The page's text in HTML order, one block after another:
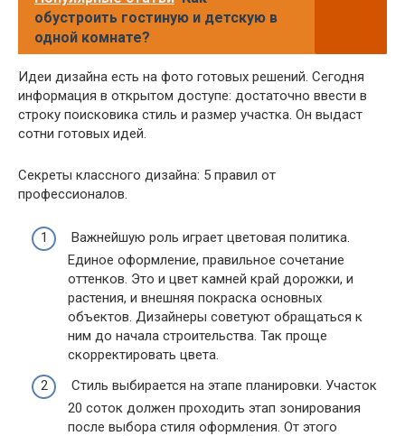
обустроить гостиную и детскую в
одной комнате?
Идеи дизайна есть на фото готовых решений. Сегодня
информация в открытом доступе: достаточно ввести в
строку поисковика стиль и размер участка. Он выдаст
сотни готовых идей.
Секреты классного дизайна: 5 правил от
профессионалов.
Важнейшую роль играет цветовая политика.
Единое оформление, правильное сочетание
оттенков. Это и цвет камней край дорожки, и
растения, и внешняя покраска основных
объектов. Дизайнеры советуют обращаться к
ним до начала строительства. Так проще
скорректировать цвета.
Стиль выбирается на этапе планировки. Участок
20 соток должен проходить этап зонирования
после выбора стиля оформления. От этого